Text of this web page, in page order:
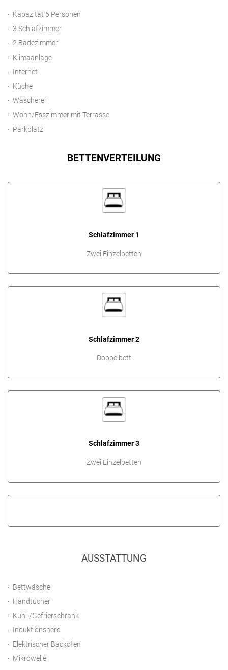
Kapazität 6 Personen
3 Schlafzimmer
2 Badezimmer
Klimaanlage
Internet
Küche
Wäscherei
Wohn/Esszimmer mit Terrasse
Parkplatz
BETTENVERTEILUNG
Schlafzimmer 1
Zwei Einzelbetten
Schlafzimmer 2
Doppelbett
Schlafzimmer 3
Zwei Einzelbetten
AUSSTATTUNG
Bettwäsche
Handtücher
Kühl-/Gefrierschrank
Induktionsherd
Elektrischer Backofen
Mikrowelle